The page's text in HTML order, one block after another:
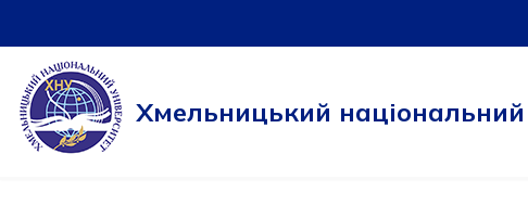
Перейти
до
вмісту
Хмельницький національний